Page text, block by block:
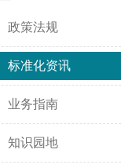
政策法规
标准化资讯
业务指南
知识园地